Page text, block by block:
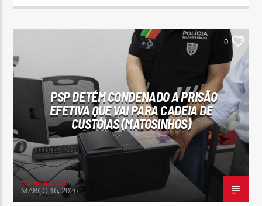
0
PSP DETÉM CONDENADO A PRISÃO
EFETIVA QUE VAI PARA CADEIA DE
CUSTÓIAS (MATOSINHOS)
Administrador
MARÇO 16, 2026